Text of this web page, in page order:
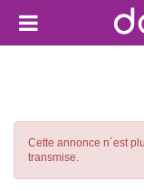
Cette annonce n´est
transmise.